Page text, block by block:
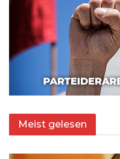
Meist gelesen